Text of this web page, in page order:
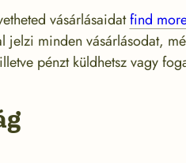
vásárlásaidatfind
jelzi minden vásárlásodat,
pénzt küldhetsz vagy